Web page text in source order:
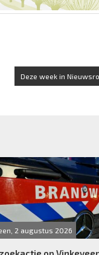
Deze week in
2 augustus 2026